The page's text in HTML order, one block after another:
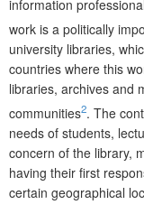
information
work is a politically
university libraries,
countries where this
libraries, archives and
communities2. The
needs of students,
concern of the library,
having their first
certain geographical